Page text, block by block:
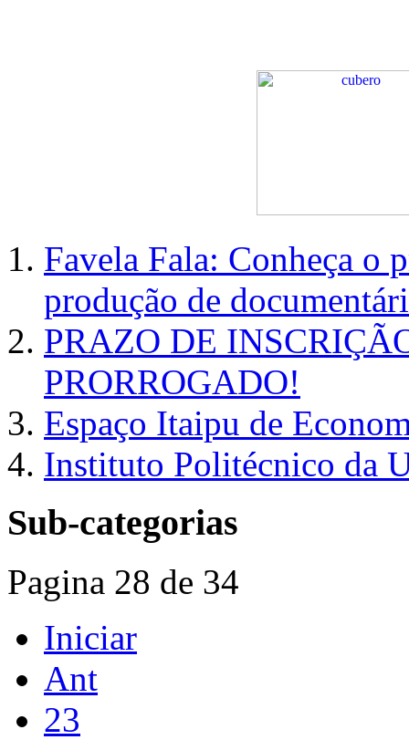
Favela Fala: Conheça o
produção de
PRAZO DE
PRORROGADO!
Espaço Itaipu de
Instituto Politécnico da
Sub-categorias
Pagina 28 de 34
Iniciar
Ant
23